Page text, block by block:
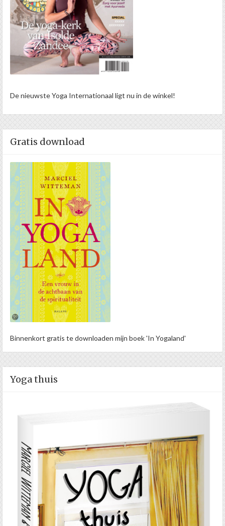
De nieuwste Yoga Internationaal ligt nu in de winkel!
Gratis download
Binnenkort gratis te downloaden mijn boek 'In Yogaland'
Yoga thuis